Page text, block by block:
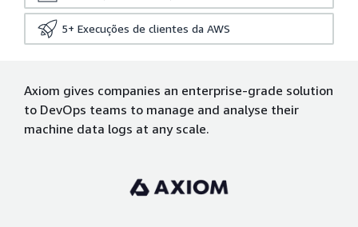
5+ Execuções de clientes da AWS
Axiom gives companies an enterprise-grade solution
to DevOps teams to manage and analyse their
machine data logs at any scale.